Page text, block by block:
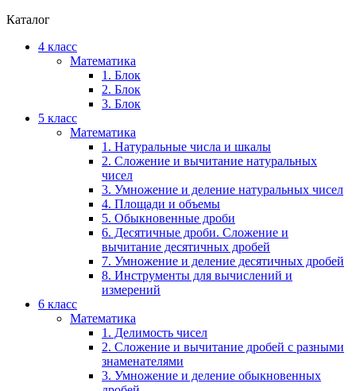
Каталог
4 класс
Математика
1. Блок
2. Блок
3. Блок
5 класс
Математика
1. Натуральные числа и шкалы
2. Сложение и вычитание натуральных
чисел
3. Умножение и деление натуральных чисел
4. Площади и объемы
5. Обыкновенные дроби
6. Десятичные дроби. Сложение и
вычитание десятичных дробей
7. Умножение и деление десятичных дробей
8. Инструменты для вычислений и
измерений
6 класс
Математика
1. Делимость чисел
2. Сложение и вычитание дробей с разными
знаменателями
3. Умножение и деление обыкновенных